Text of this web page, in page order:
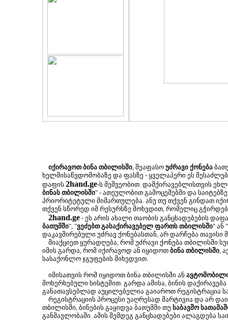
იქირავოთ ბინა თბილისში, შეაფასო უძრავი ქონება
ხელმისაწვდომობაზე და ფასზე - ყველაპერი ეს
დაფის 2hand.ge-ს მეშვეობით. დამქირავებლისთვის
ბინას თბილისში" - ათეულობით გამოცემებში და
პრიორიტეტული მიმართულება. ანუ თუ თქვენ გინდათ
თქვენ სწორედ იმ რესურსზე მოხვდით, რომელიც
2hand.ge - ეს არის ახალი თაობის განცხადებების
ბათუმში", "ვეძებთ გასაქირავებელ ფართს თბილისში" ან "
დაკავშირებული უძრავ ქონებასთან, არ დარჩება
მიაქციეთ ყურადღება, რომ უძრავი ქონება თბილისში
იმის გარდა, რომ იქირავოდ ან იყიდოთ ბინა თბილისში,
სასაქონლო ჯგუფების მიხედვით.
იმისათვის რომ იყიდოთ ბინა თბილისში ან
მოხერხებული სისტემით. გარდა ამისა, ბინის
განათავსებლად აუცილებელია გაიაროთ რეგისტრაცია
რეგისტრაციის პროცესი უაღრესად მარტივია და არ
თბილისში, ბინების გაყიდვა ბათუმში თუ საბავშო
განმავლობაში. ამის შემდეგ განცხადებები ალაგდება